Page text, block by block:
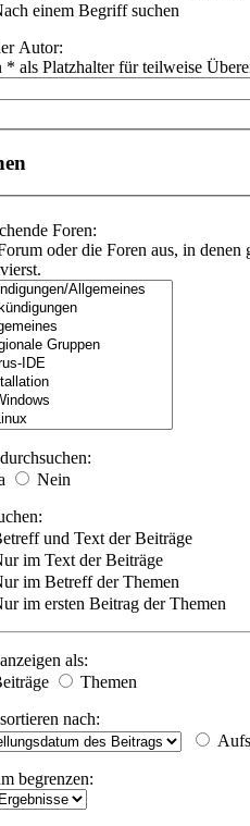
einem Begriff suchen
Autor:
* als Platzhalter für teilweise
Foren:
oder die Foren aus, in
Nein
und Text der Beiträge
im Text der Beiträge
im Betreff der Themen
im ersten Beitrag der Themen
als:
Themen
nach:
begrenzen: